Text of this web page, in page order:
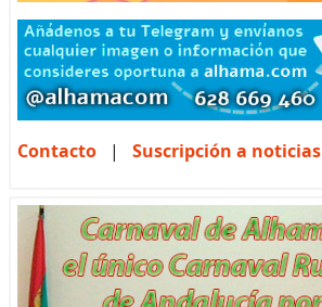
Contacto | Suscripción a noticias